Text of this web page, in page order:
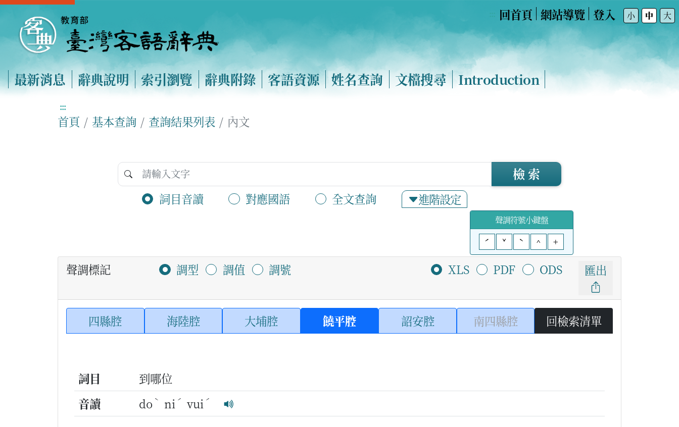
回首頁 網站導覽 登入 小 中 大
最新消息 辭典說明 索引瀏覽 辭典附錄 客語資源 姓名查詢 文檔搜尋 Introduction
:::
首頁 基本查詢 查詢結果列表 內文
詞目音讀 對應國語 全文查詢 進階設定
檢 索
聲調符號小鍵盤
ˊ
ˇ ˋ ^ +
聲調標記 調型 調值 調號 XLS PDF ODS 匯出
四縣腔 海陸腔 大埔腔 饒平腔 詔安腔 南四縣腔 回檢索清單
詞目
到哪位
音讀
do ˋ ni ˊ vui ˊ